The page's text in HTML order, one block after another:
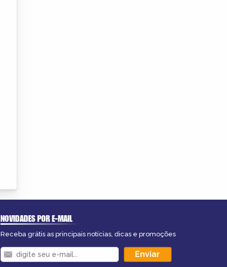
NOVIDADES POR E-MAIL
Receba grátis as principais notícias, dicas e promoções